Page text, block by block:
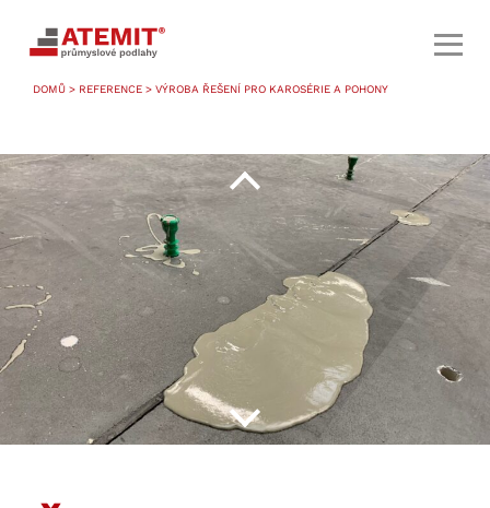
DOMŮ > REFERENCE > VÝROBA ŘEŠENÍ PRO KAROSÉRIE A POHONY